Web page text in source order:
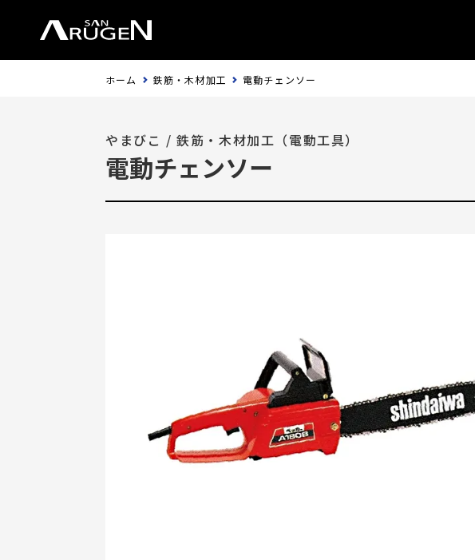
ホーム 鉄筋・木材加工 電動チェンソー
やまびこ /鉄筋・木材加工（電動工具）
電動チェンソー